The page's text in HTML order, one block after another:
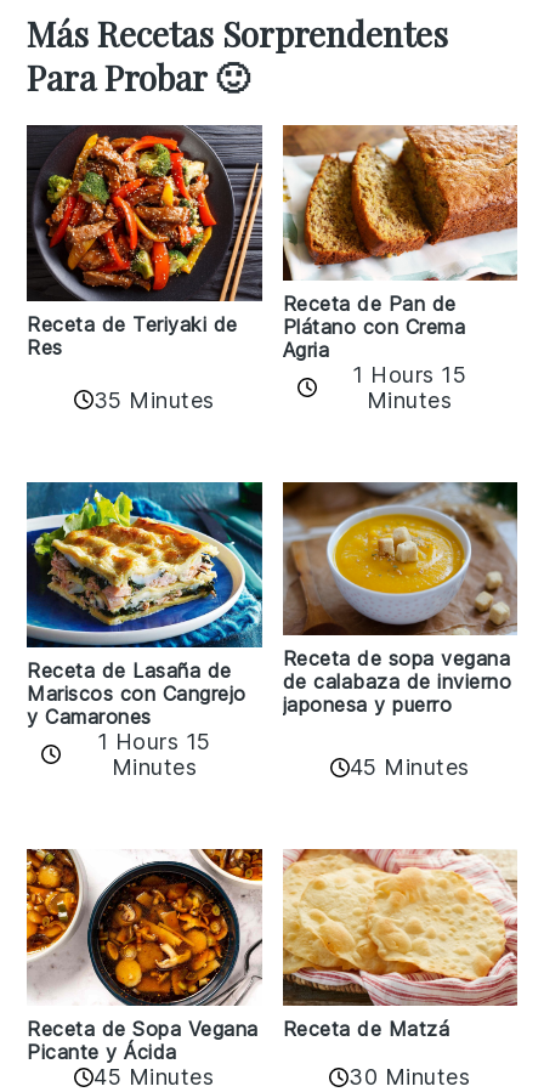
Más Recetas Sorprendentes
Para Probar 🙂
Receta de Teriyaki de
Res
35 Minutes
Receta de Pan de
Plátano con Crema
Agria
1 Hours 15
Minutes
Receta de Lasaña de
Mariscos con Cangrejo
y Camarones
1 Hours 15
Minutes
Receta de sopa vegana
de calabaza de invierno
japonesa y puerro
45 Minutes
Receta de Sopa Vegana
Picante y Ácida
45 Minutes
Receta de Matzá
30 Minutes